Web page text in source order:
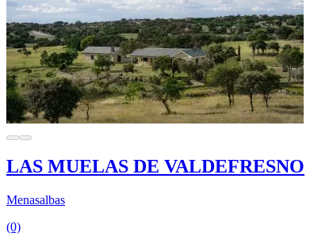
LAS MUELAS DE VALDEFRESNO
Menasalbas
(0)